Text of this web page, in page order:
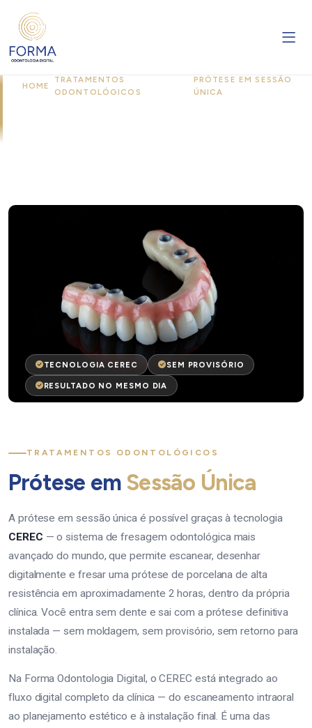
HOME
TRATAMENTOS
ODONTOLÓGICOS
PRÓTESE EM SESSÃO
ÚNICA
TECNOLOGIA CEREC SEM PROVISÓRIO
RESULTADO NO MESMO DIA
TRATAMENTOS ODONTOLÓGICOS
Prótese em Sessão Única
A prótese em sessão única é possível graças à tecnologia
CEREC — o sistema de fresagem odontológica mais
avançado do mundo, que permite escanear, desenhar
digitalmente e fresar uma prótese de porcelana de alta
resistência em aproximadamente 2 horas, dentro da própria
clínica. Você entra sem dente e sai com a prótese definitiva
instalada — sem moldagem, sem provisório, sem retorno para
instalação.
Na Forma Odontologia Digital, o CEREC está integrado ao
fluxo digital completo da clínica — do escaneamento intraoral
ao planejamento estético e à instalação final. É uma das